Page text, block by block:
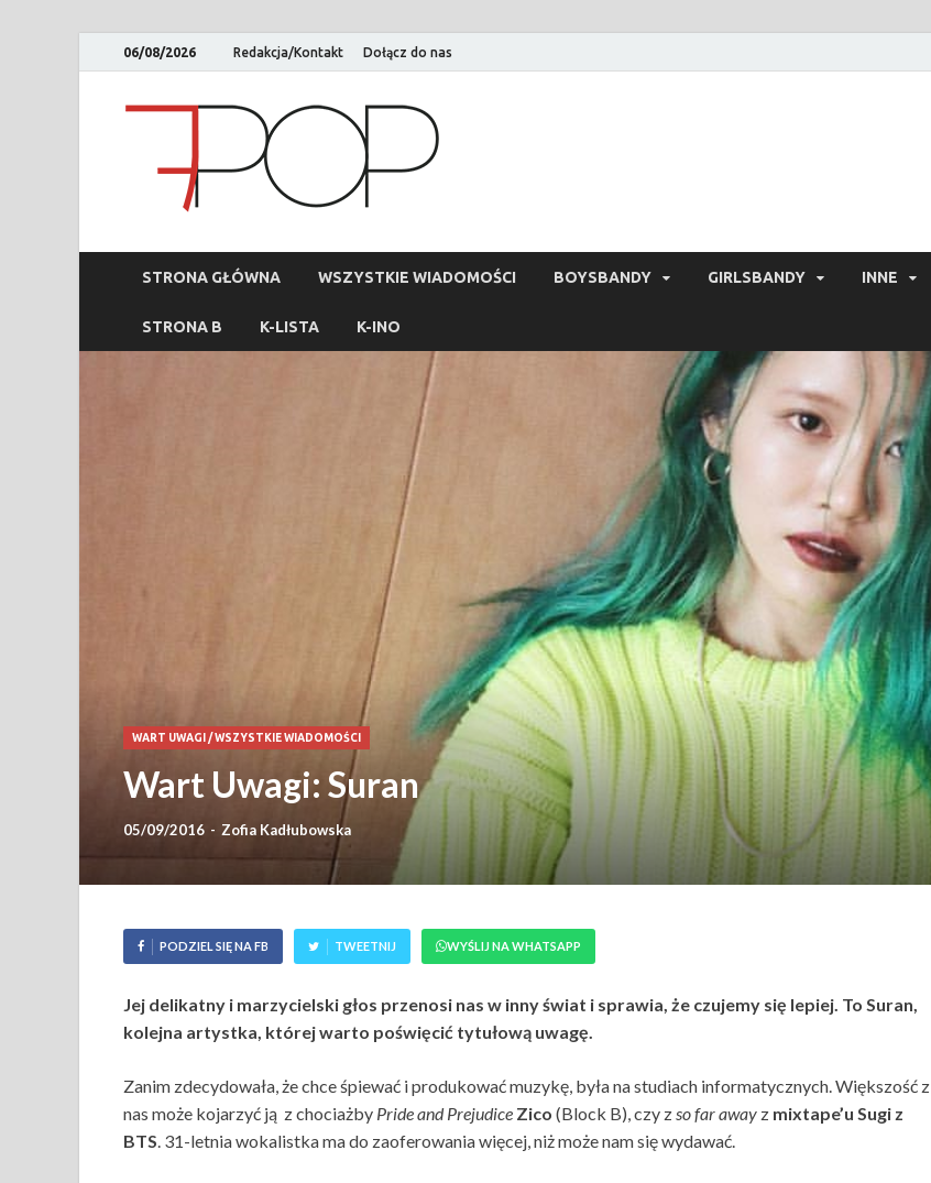
06/08/2026 Redakcja/Kontakt Dołącz do nas
STRONA GŁÓWNA WSZYSTKIE WIADOMOŚCI BOYSBANDY GIRLSBANDY INNE
STRONA B K-LISTA K-INO
WART UWAGI /WSZYSTKIE WIADOMOŚCI
Wart Uwagi: Suran
05/09/2016 - Zofia Kadłubowska
PODZIEL SIĘ NA FB TWEETNIJ WYŚLIJ NA WHATSAPP
Jej delikatny i marzycielski głos przenosi nas w inny świat i sprawia, że czujemy się lepiej. To Suran,
kolejna artystka, której warto poświęcić tytułową uwagę.
Zanim zdecydowała, że chce śpiewać i produkować muzykę, była na studiach informatycznych. Większość z
nas może kojarzyć ją z chociażby Pride and Prejudice Zico (Block B), czy zso far away z mixtape’u Sugi z
BTS. 31-letnia wokalistka ma do zaoferowania więcej, niż może nam się wydawać.